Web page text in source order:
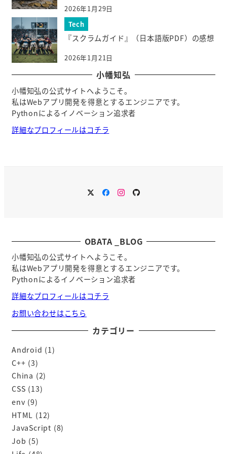
2026年1月29日
Tech
『スクラムガイド』（日本語版PDF）の感想
2026年1月21日
小幡知弘
小幡知弘の公式サイトへようこそ。
私はWebアプリ開発を得意とするエンジニアです。
Pythonによるイノベーション追求者
詳細なプロフィールはコチラ
twitter
Facebook
instagram
github
OBATA _BLOG
小幡知弘の公式サイトへようこそ。
私はWebアプリ開発を得意とするエンジニアです。
Pythonによるイノベーション追求者
詳細なプロフィールはコチラ
お問い合わせはこちら
カテゴリー
Android (1)
C++ (3)
China (2)
CSS (13)
env (9)
HTML (12)
JavaScript (8)
Job (5)